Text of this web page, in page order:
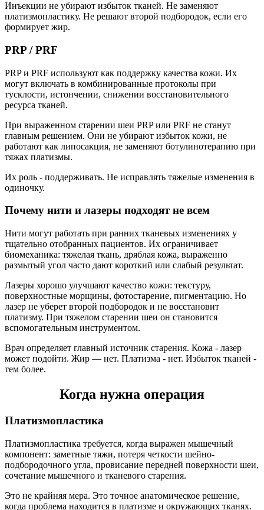
Инъекции не убирают избыток тканей. Не заменяют
платизмопластику. Не решают второй подбородок, если его
формирует жир.
PRP / PRF
PRP и PRF используют как поддержку качества кожи. Их
могут включать в комбинированные протоколы при
тусклости, истончении, снижении восстановительного
ресурса тканей.
При выраженном старении шеи PRP или PRF не станут
главным решением. Они не убирают избыток кожи, не
работают как липосакция, не заменяют ботулинотерапию при
тяжах платизмы.
Их роль - поддерживать. Не исправлять тяжелые изменения в
одиночку.
Почему нити и лазеры подходят не всем
Нити могут работать при ранних тканевых изменениях у
тщательно отобранных пациентов. Их ограничивает
биомеханика: тяжелая ткань, дряблая кожа, выраженно
размытый угол часто дают короткий или слабый результат.
Лазеры хорошо улучшают качество кожи: текстуру,
поверхностные морщины, фотостарение, пигментацию. Но
лазер не уберет второй подбородок и не восстановит
платизму. При тяжелом старении шеи он становится
вспомогательным инструментом.
Врач определяет главный источник старения. Кожа - лазер
может подойти. Жир — нет. Платизма - нет. Избыток тканей -
тем более.
Когда нужна операция
Платизмопластика
Платизмопластика требуется, когда выражен мышечный
компонент: заметные тяжи, потеря четкости шейно-
подбородочного угла, провисание передней поверхности шеи,
сочетание мышечного и тканевого старения.
Это не крайняя мера. Это точное анатомическое решение,
когда проблема находится в платизме и окружающих тканях.